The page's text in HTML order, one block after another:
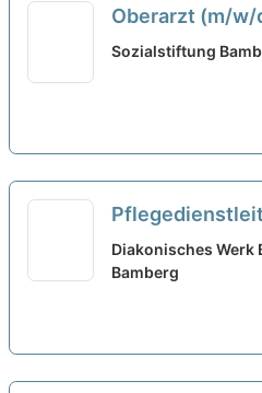
Oberarzt (m/w/
Sozialstiftung
Diakonisches Werk
Bamberg